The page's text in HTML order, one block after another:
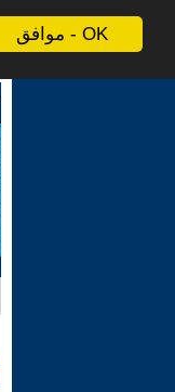
موافق - OK